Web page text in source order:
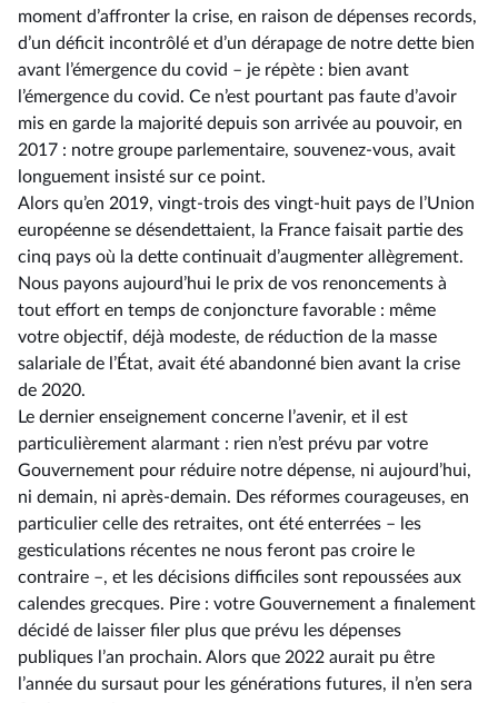
moment d’affronter la crise, en raison de dépenses records,
d’un déficit incontrôlé et d’un dérapage de notre dette bien
avant l’émergence du covid –⁠ je répète : bien avant
l’émergence du covid. Ce n’est pourtant pas faute d’avoir
mis en garde la majorité depuis son arrivée au pouvoir, en
2017 : notre groupe parlementaire, souvenez-vous, avait
longuement insisté sur ce point.
Alors qu’en 2019, vingt-trois des vingt-huit pays de l’Union
européenne se désendettaient, la France faisait partie des
cinq pays où la dette continuait d’augmenter allègrement.
Nous payons aujourd’hui le prix de vos renoncements à
tout effort en temps de conjoncture favorable : même
votre objectif, déjà modeste, de réduction de la masse
salariale de l’État, avait été abandonné bien avant la crise
de 2020.
Le dernier enseignement concerne l’avenir, et il est
particulièrement alarmant : rien n’est prévu par votre
Gouvernement pour réduire notre dépense, ni aujourd’hui,
ni demain, ni après-demain. Des réformes courageuses, en
particulier celle des retraites, ont été enterrées –⁠ les
gesticulations récentes ne nous feront pas croire le
contraire –, et les décisions difficiles sont repoussées aux
calendes grecques. Pire : votre Gouvernement a finalement
décidé de laisser filer plus que prévu les dépenses
publiques l’an prochain. Alors que 2022 aurait pu être
l’année du sursaut pour les générations futures, il n’en sera